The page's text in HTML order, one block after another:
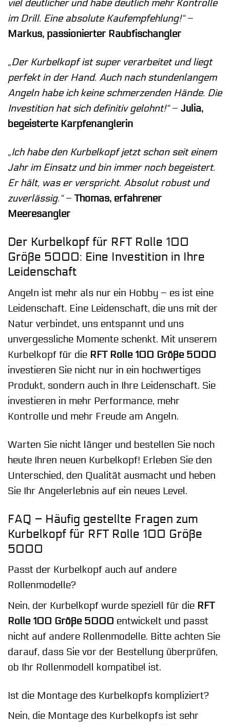
viel deutlicher und habe deutlich mehr Kontrolle
im Drill. Eine absolute Kaufempfehlung!“–
Markus, passionierter Raubfischangler
„Der Kurbelkopf ist super verarbeitet und liegt
perfekt in der Hand. Auch nach stundenlangem
Angeln habe ich keine schmerzenden Hände. Die
Investition hat sich definitiv gelohnt!“– Julia,
begeisterte Karpfenanglerin
„Ich habe den Kurbelkopf jetzt schon seit einem
Jahr im Einsatz und bin immer noch begeistert.
Er hält, was er verspricht. Absolut robust und
zuverlässig.“–Thomas, erfahrener
Meeresangler
Der Kurbelkopf für RFT Rolle 100
Größe 5000: Eine Investition in Ihre
Leidenschaft
Angeln ist mehr als nur ein Hobby – es ist eine
Leidenschaft. Eine Leidenschaft, die uns mit der
Natur verbindet, uns entspannt und uns
unvergessliche Momente schenkt. Mit unserem
Kurbelkopf für die RFT Rolle 100 Größe 5000
investieren Sie nicht nur in ein hochwertiges
Produkt, sondern auch in Ihre Leidenschaft. Sie
investieren in mehr Performance, mehr
Kontrolle und mehr Freude am Angeln.
Warten Sie nicht länger und bestellen Sie noch
heute Ihren neuen Kurbelkopf! Erleben Sie den
Unterschied, den Qualität ausmacht und heben
Sie Ihr Angelerlebnis auf ein neues Level.
FAQ – Häufig gestellte Fragen zum
Kurbelkopf für RFT Rolle 100 Größe
5000
Passt der Kurbelkopf auch auf andere
Rollenmodelle?
Nein, der Kurbelkopf wurde speziell für die RFT
Rolle 100 Größe 5000 entwickelt und passt
nicht auf andere Rollenmodelle. Bitte achten Sie
darauf, dass Sie vor der Bestellung überprüfen,
ob Ihr Rollenmodell kompatibel ist.
Ist die Montage des Kurbelkopfs kompliziert?
Nein, die Montage des Kurbelkopfs ist sehr